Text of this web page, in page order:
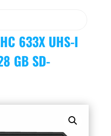
633X UHS-I
GB SD-
Ultramax 400 135-
kuvaa, 3 kpl (Kodak